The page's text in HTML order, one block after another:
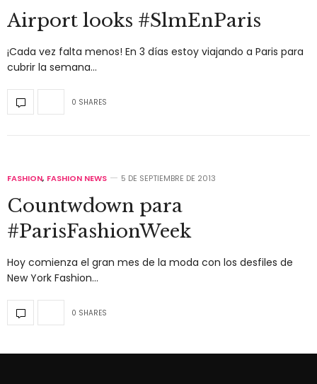
Airport looks #SlmEnParis
¡Cada vez falta menos! En 3 días estoy viajando a Paris para
cubrir la semana…
0 SHARES
FASHION, FASHION NEWS 5 DE SEPTIEMBRE DE 2013
Countwdown para
#ParisFashionWeek
Hoy comienza el gran mes de la moda con los desfiles de
New York Fashion…
0 SHARES